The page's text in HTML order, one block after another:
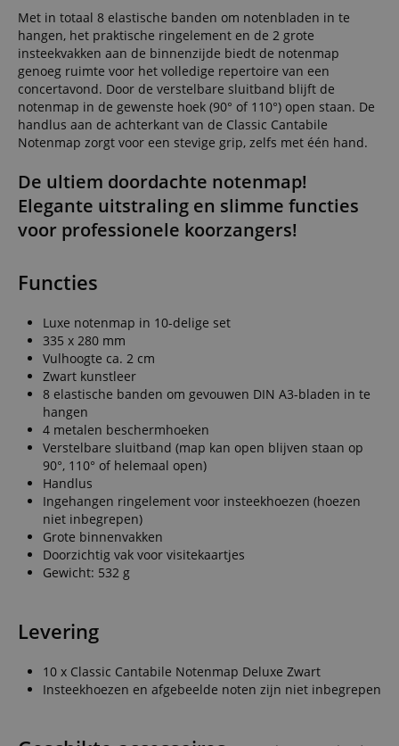
Met in totaal 8 elastische banden om notenbladen in te
hangen, het praktische ringelement en de 2 grote
insteekvakken aan de binnenzijde biedt de notenmap
genoeg ruimte voor het volledige repertoire van een
concertavond. Door de verstelbare sluitband blijft de
notenmap in de gewenste hoek (90° of 110°) open staan. De
handlus aan de achterkant van de Classic Cantabile
Notenmap zorgt voor een stevige grip, zelfs met één hand.
De ultiem doordachte notenmap!
Elegante uitstraling en slimme functies
voor professionele koorzangers!
Functies
Luxe notenmap in 10-delige set
335 x 280 mm
Vulhoogte ca. 2 cm
Zwart kunstleer
8 elastische banden om gevouwen DIN A3-bladen in te
hangen
4 metalen beschermhoeken
Verstelbare sluitband (map kan open blijven staan op
90°, 110° of helemaal open)
Handlus
Ingehangen ringelement voor insteekhoezen (hoezen
niet inbegrepen)
Grote binnenvakken
Doorzichtig vak voor visitekaartjes
Gewicht: 532 g
Levering
10 x Classic Cantabile Notenmap Deluxe Zwart
Insteekhoezen en afgebeelde noten zijn niet inbegrepen